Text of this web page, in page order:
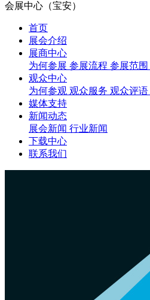
会展中心（宝安）
首页
展会介绍
展商中心
为何参展 参展流程 参展范围
观众中心
为何参观 观众服务 观众评语
媒体支持
新闻动态
展会新闻 行业新闻
下载中心
联系我们